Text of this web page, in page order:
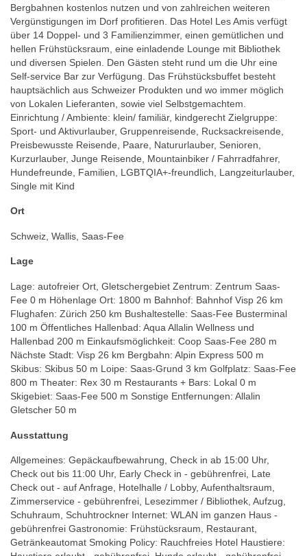
Bergbahnen kostenlos nutzen und von zahlreichen weiteren
Vergünstigungen im Dorf profitieren. Das Hotel Les Amis verfügt
über 14 Doppel- und 3 Familienzimmer, einen gemütlichen und
hellen Frühstücksraum, eine einladende Lounge mit Bibliothek
und diversen Spielen. Den Gästen steht rund um die Uhr eine
Self-service Bar zur Verfügung. Das Frühstücksbuffet besteht
hauptsächlich aus Schweizer Produkten und wo immer möglich
von Lokalen Lieferanten, sowie viel Selbstgemachtem.
Einrichtung / Ambiente: klein/ familiär, kindgerecht Zielgruppe:
Sport- und Aktivurlauber, Gruppenreisende, Rucksackreisende,
Preisbewusste Reisende, Paare, Natururlauber, Senioren,
Kurzurlauber, Junge Reisende, Mountainbiker / Fahrradfahrer,
Hundefreunde, Familien, LGBTQIA+-freundlich, Langzeiturlauber,
Single mit Kind
Ort
Schweiz, Wallis, Saas-Fee
Lage
Lage: autofreier Ort, Gletschergebiet Zentrum: Zentrum Saas-
Fee 0 m Höhenlage Ort: 1800 m Bahnhof: Bahnhof Visp 26 km
Flughafen: Zürich 250 km Bushaltestelle: Saas-Fee Busterminal
100 m Öffentliches Hallenbad: Aqua Allalin Wellness und
Hallenbad 200 m Einkaufsmöglichkeit: Coop Saas-Fee 280 m
Nächste Stadt: Visp 26 km Bergbahn: Alpin Express 500 m
Skibus: Skibus 50 m Loipe: Saas-Grund 3 km Golfplatz: Saas-Fee
800 m Theater: Rex 30 m Restaurants + Bars: Lokal 0 m
Skigebiet: Saas-Fee 500 m Sonstige Entfernungen: Allalin
Gletscher 50 m
Ausstattung
Allgemeines: Gepäckaufbewahrung, Check in ab 15:00 Uhr,
Check out bis 11:00 Uhr, Early Check in - gebührenfrei, Late
Check out - auf Anfrage, Hotelhalle / Lobby, Aufenthaltsraum,
Zimmerservice - gebührenfrei, Lesezimmer / Bibliothek, Aufzug,
Schuhraum, Schuhtrockner Internet: WLAN im ganzen Haus -
gebührenfrei Gastronomie: Frühstücksraum, Restaurant,
Getränkeautomat Smoking Policy: Rauchfreies Hotel Haustiere: